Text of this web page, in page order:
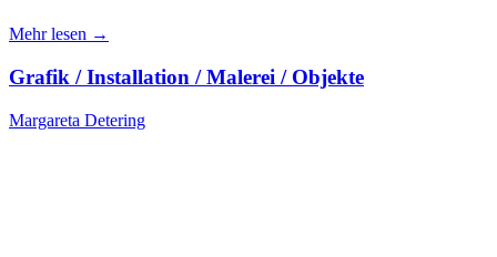
Mehr lesen →
Grafik / Installation / Malerei / Objekte
Margareta Detering